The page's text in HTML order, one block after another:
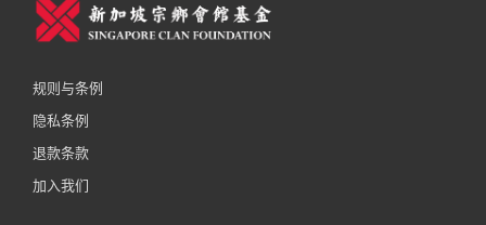
规则与条例
隐私条例
退款条款
加入我们